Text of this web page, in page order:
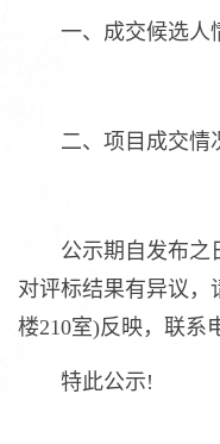
一、成交候选人
二、项目成交情
公示期自发布之日
对评标结果有异议，
楼210室)反映，联系
特此公示!